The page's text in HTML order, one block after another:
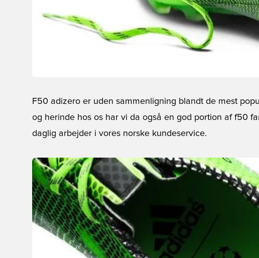
F50 adizero er uden sammenligning blandt de mest
og herinde hos os har vi da også en god portion af f50
daglig arbejder i vores norske kundeservice.